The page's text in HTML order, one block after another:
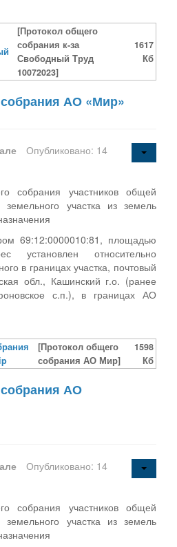
[Протокол общего
собрания к-за
Свободный Труд
10072023]
1617
Кб
АО «Мир»
Опубликовано: 14
участников общей
земельного участка из земель
69:12:0000010:81, площадью
установлен относительно
в границах участка, почтовый
обл., Кашинский г.о. (ранее
с.п.), в границах АО
[Протокол общего
собрания АО Мир]
1598
Кб
АО
Опубликовано: 14
участников общей
земельного участка из земель